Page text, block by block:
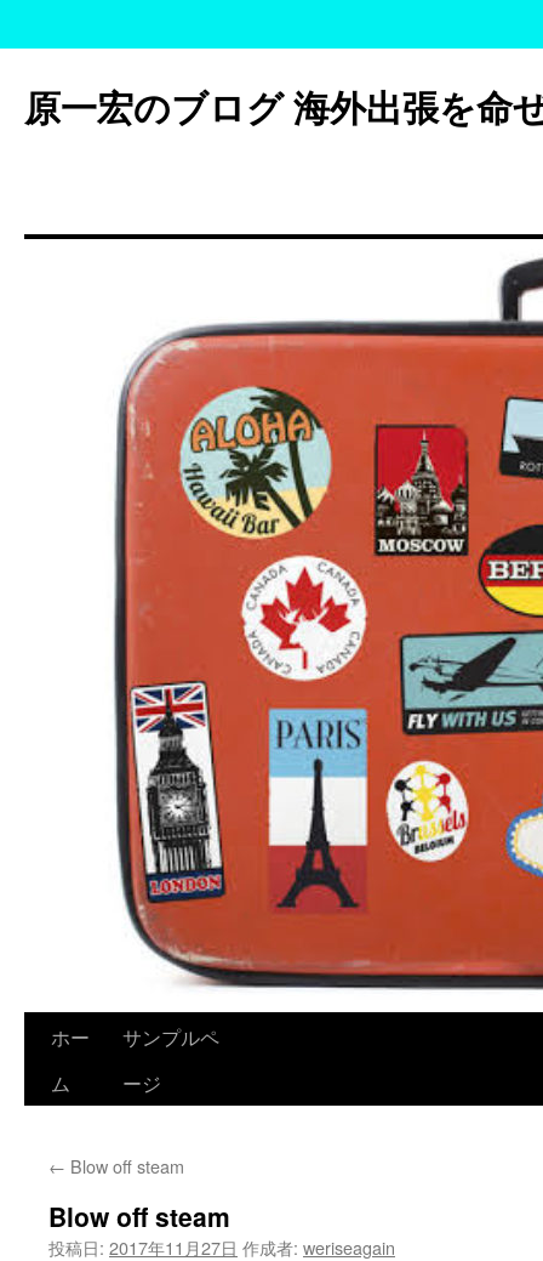
テ
ン
ッ
原一宏のブログ 海外出張を命
ホー
ム
サンプルペ
ージ
← Blow off steam
Blow off steam
投稿日: 2017年11月27日 作成者: weriseagain